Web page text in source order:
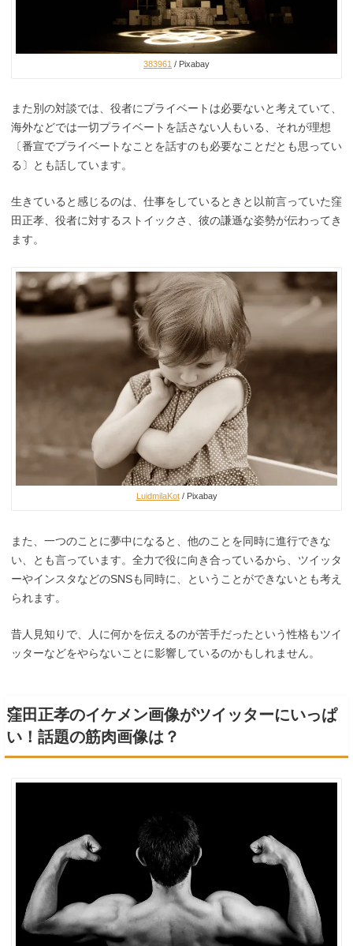
383961 / Pixabay
また別の対談では、役者にプライベートは必要ないと考えていて、
海外などでは一切プライベートを話さない人もいる、それが理想
〔番宣でプライベートなことを話すのも必要なことだとも思ってい
る〕とも話しています。
生きていると感じるのは、仕事をしているときと以前言っていた窪
田正孝、役者に対するストイックさ、彼の謙遜な姿勢が伝わってき
ます。
LuidmilaKot/ Pixabay
また、一つのことに夢中になると、他のことを同時に進行できな
い、とも言っています。全力で役に向き合っているから、ツイッタ
ーやインスタなどのSNSも同時に、ということができないとも考え
られます。
昔人見知りで、人に何かを伝えるのが苦手だったという性格もツイ
ッターなどをやらないことに影響しているのかもしれません。
窪田正孝のイケメン画像がツイッターにいっぱ
い！話題の筋肉画像は？